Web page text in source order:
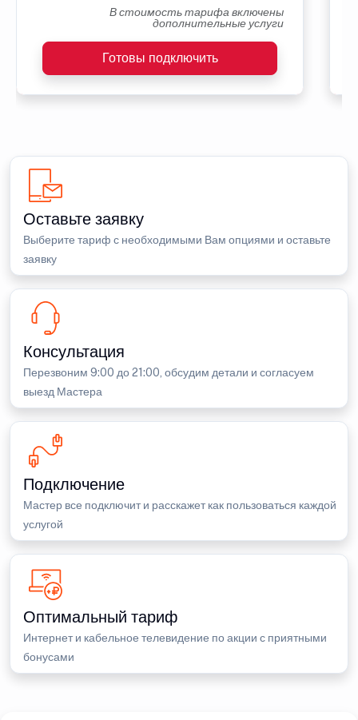
В стоимость тарифа включены
дополнительные услуги
Готовы подключить
Оставьте заявку
Выберите тариф с необходимыми Вам опциями и оставьте
заявку
Консультация
Перезвоним 9:00 до 21:00, обсудим детали и согласуем
выезд Мастера
Подключение
Мастер все подключит и расскажет как пользоваться каждой
услугой
Оптимальный тариф
Интернет и кабельное телевидение по акции с приятными
бонусами